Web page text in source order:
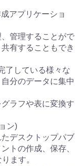
アプリケーショ
管理することがで
有することもでき
了している様々な
分のデータに集中
ラフや表に変換す
ン)
デスクトップパブ
トの作成、保存、
ます。